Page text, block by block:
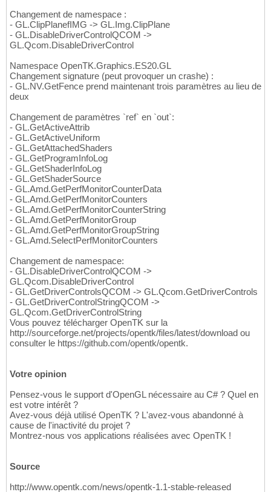
Changement de namespace :
- GL.ClipPlanefIMG -> GL.Img.ClipPlane
- GL.DisableDriverControlQCOM ->
GL.Qcom.DisableDriverControl
Namespace OpenTK.Graphics.ES20.GL
Changement signature (peut provoquer un crashe) :
- GL.NV.GetFence prend maintenant trois paramètres au lieu de
deux
Changement de paramètres `ref` en `out`:
- GL.GetActiveAttrib
- GL.GetActiveUniform
- GL.GetAttachedShaders
- GL.GetProgramInfoLog
- GL.GetShaderInfoLog
- GL.GetShaderSource
- GL.Amd.GetPerfMonitorCounterData
- GL.Amd.GetPerfMonitorCounters
- GL.Amd.GetPerfMonitorCounterString
- GL.Amd.GetPerfMonitorGroup
- GL.Amd.GetPerfMonitorGroupString
- GL.Amd.SelectPerfMonitorCounters
Changement de namespace:
- GL.DisableDriverControlQCOM ->
GL.Qcom.DisableDriverControl
- GL.GetDriverControlsQCOM -> GL.Qcom.GetDriverControls
- GL.GetDriverControlStringQCOM ->
GL.Qcom.GetDriverControlString
Vous pouvez télécharger OpenTK sur la
http://sourceforge.net/projects/opentk/files/latest/download ou
consulter le https://github.com/opentk/opentk.
Votre opinion
Pensez-vous le support d'OpenGL nécessaire au C# ? Quel en
est votre intérêt ?
Avez-vous déjà utilisé OpenTK ? L'avez-vous abandonné à
cause de l'inactivité du projet ?
Montrez-nous vos applications réalisées avec OpenTK !
Source
http://www.opentk.com/news/opentk-1.1-stable-released